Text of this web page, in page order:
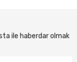
ile haberdar olmak